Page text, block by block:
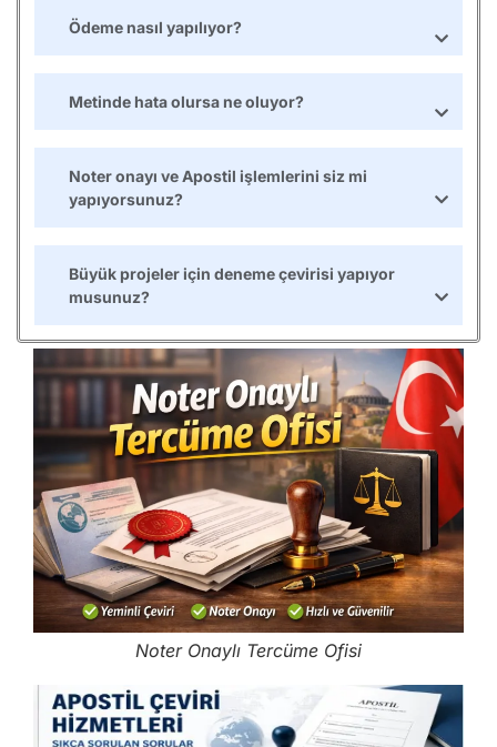
Ödeme nasıl yapılıyor?
Metinde hata olursa ne oluyor?
Noter onayı ve Apostil işlemlerini siz mi
yapıyorsunuz?
Büyük projeler için deneme çevirisi yapıyor
musunuz?
Noter Onaylı Tercüme Ofisi